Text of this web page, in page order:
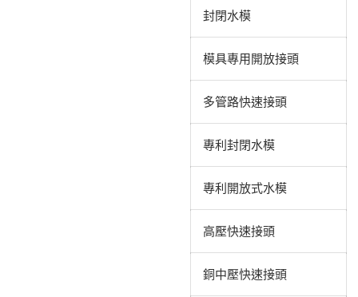
封閉水模
模具專用開放接頭
多管路快速接頭
專利封閉水模
專利開放式水模
高壓快速接頭
銅中壓快速接頭